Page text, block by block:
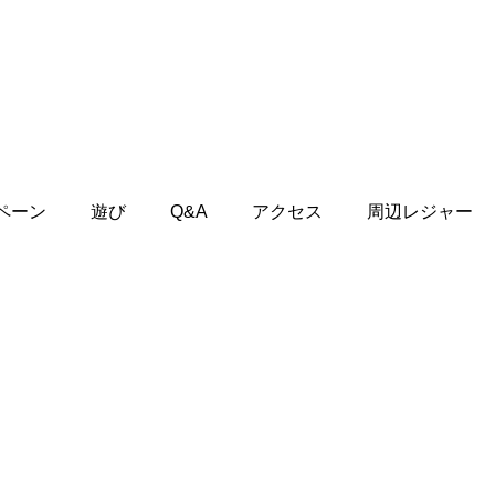
ーン 遊び Q&A アクセス 周辺レジャー